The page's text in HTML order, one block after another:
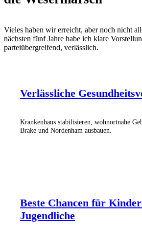
Vieles haben wir erreicht, aber noch nicht
nächsten fünf Jahre habe ich klare
parteiübergreifend, verlässlich.
Verlässliche
Krankenhaus stabilisieren, wohnortnahe
Brake und Nordenham ausbauen.
Beste Chancen für
Jugendliche